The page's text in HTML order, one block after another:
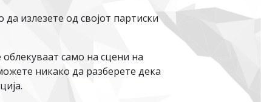
излезете од својот партиски
само на сцени на
никако да разберете дека